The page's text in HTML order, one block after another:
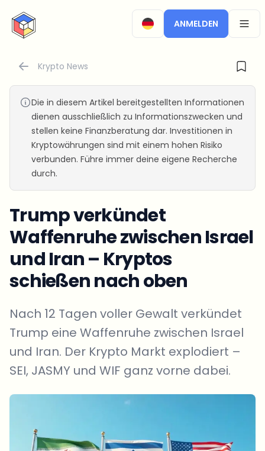
CryptoTicker
ANMELDEN
Krypto News
Die in diesem Artikel bereitgestellten Informationen
dienen ausschließlich zu Informationszwecken und
stellen keine Finanzberatung dar. Investitionen in
Kryptowährungen sind mit einem hohen Risiko
verbunden. Führe immer deine eigene Recherche
durch.
Trump verkündet
Waffenruhe zwischen Israel
und Iran – Kryptos
schießen nach oben
Nach 12 Tagen voller Gewalt verkündet
Trump eine Waffenruhe zwischen Israel
und Iran. Der Krypto Markt explodiert –
SEI, JASMY und WIF ganz vorne dabei.